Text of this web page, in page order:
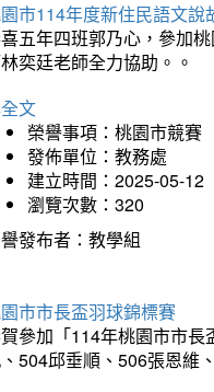
市114年度新住民語文說
五年四班郭乃心，參加
奕廷老師全力協助。。
文
榮譽事項：桃園市競賽
發佈單位：教務處
建立時間：2025-05-12
瀏覽次數：320
發布者：教學組
市市長盃羽球錦標賽
參加「114年桃園市市
504邱垂順、506張恩維